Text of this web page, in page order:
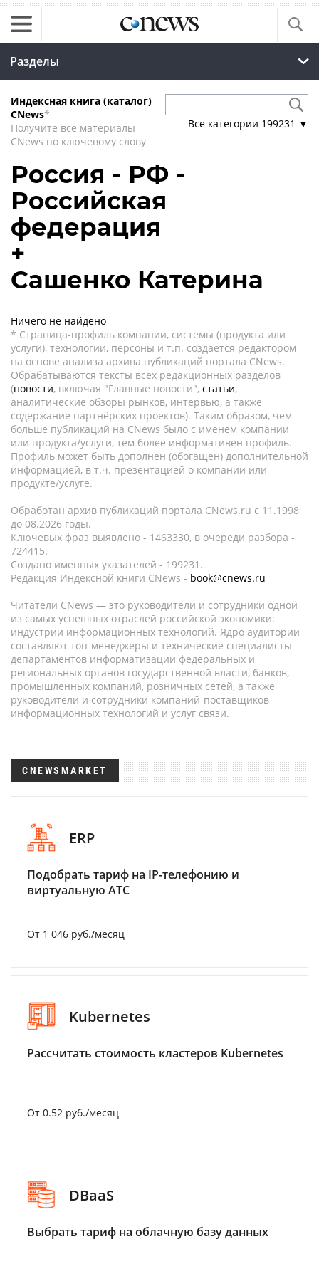
Разделы
Индексная книга (каталог)
CNews*
Получите все материалы
CNews по ключевому слову
Все категории 199231 ▼
Россия - РФ -
Российская
федерация
+
Сашенко Катерина
Ничего не найдено
* Страница-профиль компании, системы (продукта или
услуги), технологии, персоны и т.п. создается редактором
на основе анализа архива публикаций портала CNews.
Обрабатываются тексты всех редакционных разделов
(новости, включая "Главные новости", статьи,
аналитические обзоры рынков, интервью, а также
содержание партнёрских проектов). Таким образом, чем
больше публикаций на CNews было с именем компании
или продукта/услуги, тем более информативен профиль.
Профиль может быть дополнен (обогащен) дополнительной
информацией, в т.ч. презентацией о компании или
продукте/услуге.
Обработан архив публикаций портала CNews.ru c 11.1998
до 08.2026 годы.
Ключевых фраз выявлено - 1463330, в очереди разбора -
724415.
Создано именных указателей - 199231.
Редакция Индексной книги CNews - book@cnews.ru
Читатели CNews — это руководители и сотрудники одной
из самых успешных отраслей российской экономики:
индустрии информационных технологий. Ядро аудитории
составляют топ-менеджеры и технические специалисты
департаментов информатизации федеральных и
региональных органов государственной власти, банков,
промышленных компаний, розничных сетей, а также
руководители и сотрудники компаний-поставщиков
информационных технологий и услуг связи.
CNEWSMARKET
ERP
Подобрать тариф на IP-телефонию и
виртуальную АТС
От 1 046 руб./месяц
Kubernetes
Рассчитать стоимость кластеров Kubernetes
От 0.52 руб./месяц
DBaaS
Выбрать тариф на облачную базу данных